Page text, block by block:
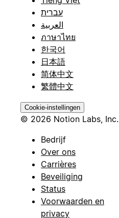
עברית
العربية
ภาษาไทย
한국어
日本語
简体中文
繁體中文
Cookie-instellingen
© 2026 Notion Labs, Inc.
Bedrijf
Over ons
Carrières
Beveiliging
Status
Voorwaarden en
privacy